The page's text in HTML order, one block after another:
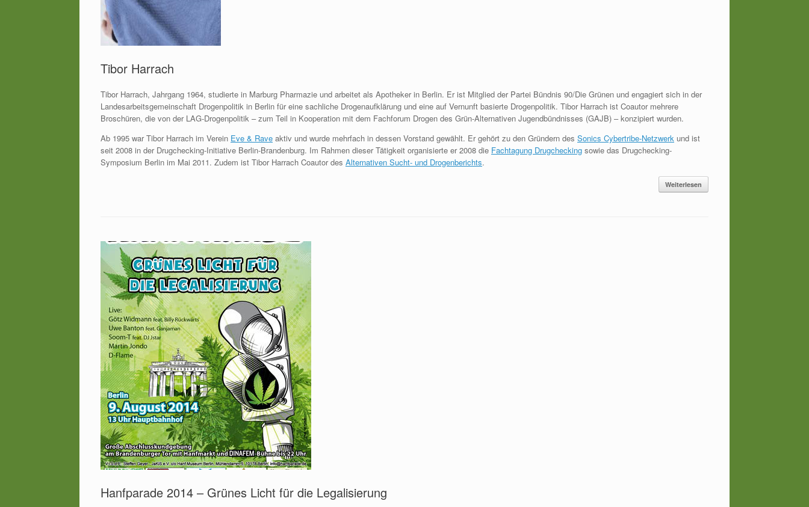
Tibor Harrach
Tibor Harrach, Jahrgang 1964, studierte in Marburg Pharmazie und arbeitet als Apotheker in Berlin. Er ist Mitglied der Partei Bündnis 90/Die Grünen und engagiert sich in der
Landesarbeitsgemeinschaft Drogenpolitik in Berlin für eine sachliche Drogenaufklärung und eine auf Vernunft basierte Drogenpolitik. Tibor Harrach ist Coautor mehrere
Broschüren, die von der LAG-Drogenpolitik – zum Teil in Kooperation mit dem Fachforum Drogen des Grün-Alternativen Jugendbündnisses (GAJB) – konzipiert wurden.
Ab 1995 war Tibor Harrach im Verein Eve & Rave aktiv und wurde mehrfach in dessen Vorstand gewählt. Er gehört zu den Gründern des Sonics Cybertribe-Netzwerk und ist
seit 2008 in der Drugchecking-Initiative Berlin-Brandenburg. Im Rahmen dieser Tätigkeit organisierte er 2008 die Fachtagung Drugchecking sowie das Drugchecking-
Symposium Berlin im Mai 2011. Zudem ist Tibor Harrach Coautor des Alternativen Sucht- und Drogenberichts.
Weiterlesen
Hanfparade 2014 – Grünes Licht für die Legalisierung